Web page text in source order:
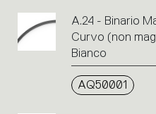
A.24 - Binario
Curvo (non
Bianco
AQ50001